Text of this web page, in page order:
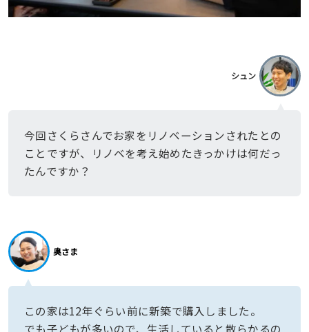
シュン
今回さくらさんでお家をリノベーションされたとの
ことですが、リノベを考え始めたきっかけは何だっ
たんですか？
奥さま
この家は12年ぐらい前に新築で購入しました。
でも子どもが多いので、生活していると散らかるの